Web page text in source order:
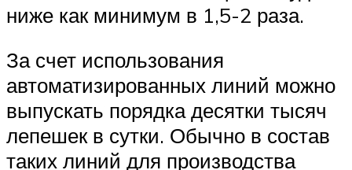
ниже как минимум в 1,5-2 раза.
За счет использования
автоматизированных линий можно
выпускать порядка десятки тысяч
лепешек в сутки. Обычно в состав
таких линий для производства